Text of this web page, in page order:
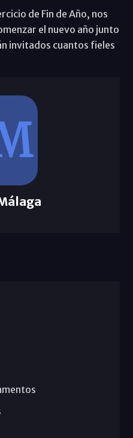
de Fin de Año, nos
el nuevo año junto
invitados cuantos fieles